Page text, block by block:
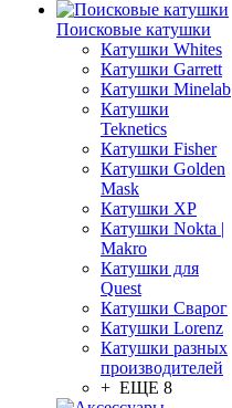
Поисковые катушки
Катушки Whites
Катушки Garrett
Катушки Minelab
Катушки
Teknetics
Катушки Fisher
Катушки Golden
Mask
Катушки XP
Катушки Nokta |
Makro
Катушки для
Quest
Катушки Сварог
Катушки Lorenz
Катушки разных
производителей
+ ЕЩЕ 8